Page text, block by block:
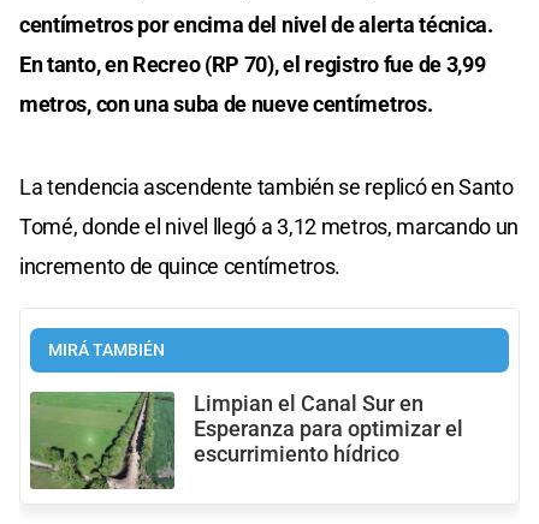
centímetros por encima del nivel de alerta técnica.
En tanto, en Recreo (RP 70), el registro fue de 3,99
metros, con una suba de nueve centímetros.
La tendencia ascendente también se replicó en Santo
Tomé, donde el nivel llegó a 3,12 metros, marcando un
incremento de quince centímetros.
MIRÁ TAMBIÉN
Limpian el Canal Sur en
Esperanza para optimizar el
escurrimiento hídrico